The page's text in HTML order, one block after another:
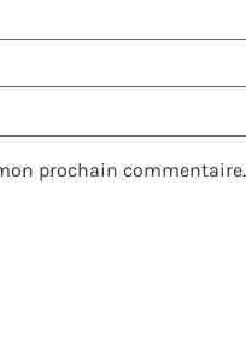
prochain commentaire.